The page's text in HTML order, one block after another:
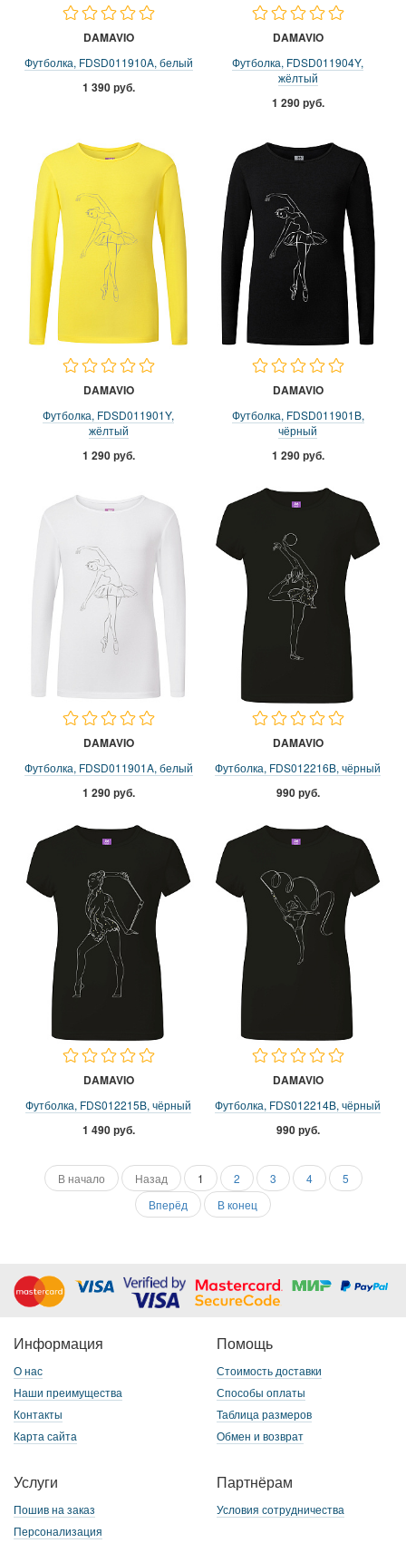
DAMAVIO
Футболка, FDSD011910A, белый
1 390 руб.
DAMAVIO
Футболка, FDSD011904Y,
жёлтый
1 290 руб.
DAMAVIO
Футболка, FDSD011901Y,
жёлтый
1 290 руб.
DAMAVIO
Футболка, FDSD011901B,
чёрный
1 290 руб.
DAMAVIO
Футболка, FDSD011901A, белый
1 290 руб.
DAMAVIO
Футболка, FDS012216B, чёрный
990 руб.
DAMAVIO
Футболка, FDS012215B, чёрный
1 490 руб.
DAMAVIO
Футболка, FDS012214B, чёрный
990 руб.
В начало Назад 1 2 3 4
5
Вперёд
В конец
Информация
О нас
Наши преимущества
Контакты
Карта сайта
Помощь
Стоимость доставки
Способы оплаты
Таблица размеров
Обмен и возврат
Услуги
Пошив на заказ
Персонализация
Партнёрам
Условия сотрудничества